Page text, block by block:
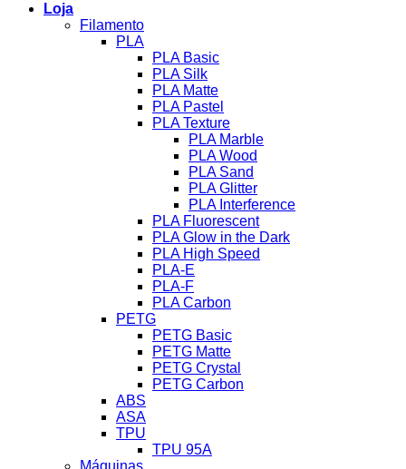
Loja
Filamento
PLA
PLA Basic
PLA Silk
PLA Matte
PLA Pastel
PLA Texture
PLA Marble
PLA Wood
PLA Sand
PLA Glitter
PLA Interference
PLA Fluorescent
PLA Glow in the Dark
PLA High Speed
PLA-E
PLA-F
PLA Carbon
PETG
PETG Basic
PETG Matte
PETG Crystal
PETG Carbon
ABS
ASA
TPU
TPU 95A
Máquinas